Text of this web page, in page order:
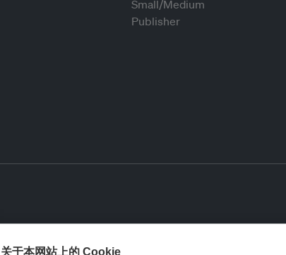
关于本网站上的 Cookie